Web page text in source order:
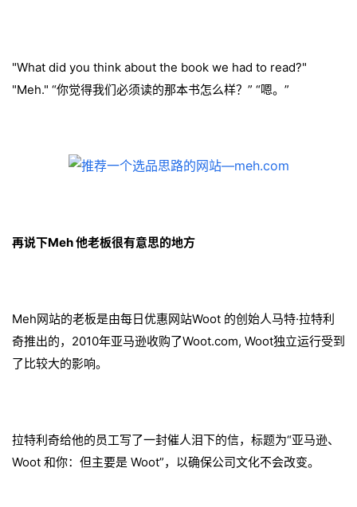
"What did you think about the book we had to read?"
"Meh." “你觉得我们必须读的那本书怎么样？” “嗯。”
再说下Meh 他老板很有意思的地方
Meh网站的老板是由每日优惠网站Woot 的创始人马特·拉特利
奇推出的，2010年亚马逊收购了Woot.com, Woot独立运行受到
了比较大的影响。
拉特利奇给他的员工写了一封催人泪下的信，标题为“亚马逊、
Woot 和你：但主要是 Woot”，以确保公司文化不会改变。